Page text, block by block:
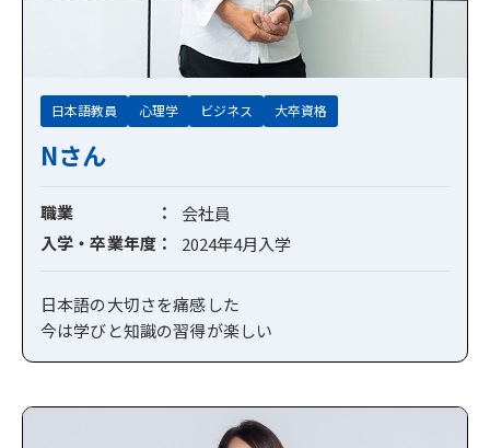
日本語教員 心理学 ビジネス 大卒資格
Nさん
職業
会社員
入学・卒業年度
2024年4月入学
日本語の大切さを痛感した
今は学びと知識の習得が楽しい